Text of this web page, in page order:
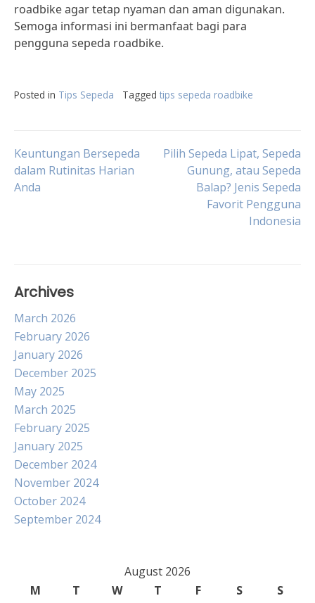
roadbike agar tetap nyaman dan aman digunakan.
Semoga informasi ini bermanfaat bagi para
pengguna sepeda roadbike.
Posted in Tips Sepeda Tagged tips sepeda roadbike
Post
navigation
Keuntungan Bersepeda
dalam Rutinitas Harian
Anda
Pilih Sepeda Lipat, Sepeda
Gunung, atau Sepeda
Balap? Jenis Sepeda
Favorit Pengguna
Indonesia
Archives
March 2026
February 2026
January 2026
December 2025
May 2025
March 2025
February 2025
January 2025
December 2024
November 2024
October 2024
September 2024
August 2026
M
T W T F S
S